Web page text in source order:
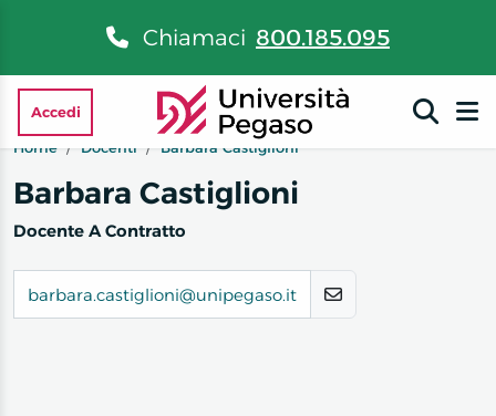
Chiamaci 800.185.095
Accedi
Home
Docenti Barbara Castiglioni
Barbara Castiglioni
Docente A Contratto
barbara.castiglioni@unipegaso.it